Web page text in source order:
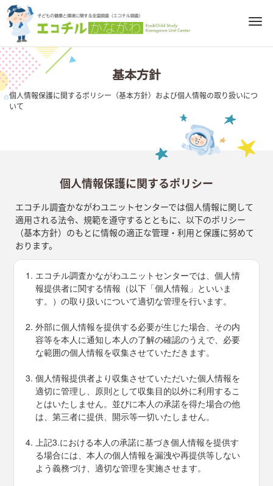
M
基本方針
個人情報保護に関するポリシー（基本方針）および個人情報の取り扱いにつ
いて
個人情報保護に関するポリシー
エコチル調査かながわユニットセンターでは個人情報に関して
適用される法令、規範を遵守するとともに、以下のポリシー
（基本方針）のもとに情報の適正な管理・利用と保護に努めて
おります。
エコチル調査かながわユニットセンターでは、個人情
報提供者に関する情報（以下「個人情報」といいま
す。）の取り扱いについて適切な管理を行います。
外部に個人情報を提供する必要が生じた場合、その内
容等を本人に通知し本人の了解の確認のうえで、必要
な範囲の個人情報を収集させていただきます。
個人情報提供者より収集させていただいた個人情報を
適切に管理し、原則として収集目的以外に利用するこ
とはいたしません。並びに本人の承諾を得た場合の他
は、第三者に提供、開示等一切いたしません。
上記3.における本人の承諾に基づき個人情報を提供す
る場合には、本人の個人情報を漏洩や再提供等しない
よう義務づけ、適切な管理を実施させます。